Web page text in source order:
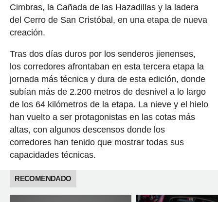
Cimbras, la Cañada de las Hazadillas y la ladera
del Cerro de San Cristóbal, en una etapa de nueva
creación.
Tras dos días duros por los senderos jienenses,
los corredores afrontaban en esta tercera etapa la
jornada más técnica y dura de esta edición, donde
subían más de 2.200 metros de desnivel a lo largo
de los 64 kilómetros de la etapa. La nieve y el hielo
han vuelto a ser protagonistas en las cotas más
altas, con algunos descensos donde los
corredores han tenido que mostrar todas sus
capacidades técnicas.
RECOMENDADO